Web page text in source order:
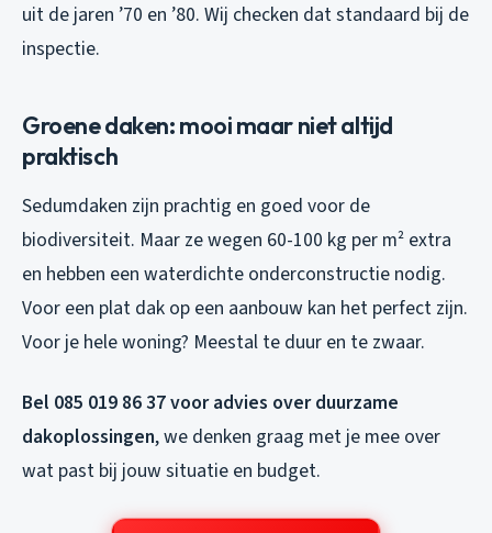
uit de jaren ’70 en ’80. Wij checken dat standaard bij de
inspectie.
Groene daken: mooi maar niet altijd
praktisch
Sedumdaken zijn prachtig en goed voor de
biodiversiteit. Maar ze wegen 60-100 kg per m² extra
en hebben een waterdichte onderconstructie nodig.
Voor een plat dak op een aanbouw kan het perfect zijn.
Voor je hele woning? Meestal te duur en te zwaar.
Bel 085 019 86 37 voor advies over duurzame
dakoplossingen, we denken graag met je mee over
wat past bij jouw situatie en budget.